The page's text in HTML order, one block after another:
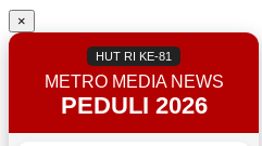
×
HUT RI KE-81
METRO MEDIA NEWS
PEDULI 2026